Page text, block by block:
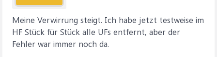
Meine Verwirrung steigt. Ich habe jetzt testweise im
HF Stück für Stück alle UFs entfernt, aber der
Fehler war immer noch da.